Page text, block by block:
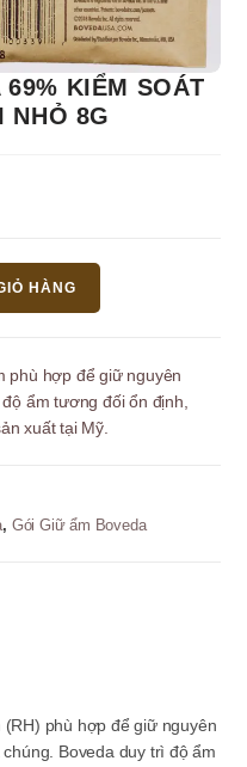
KIỂM SOÁT
NHỎ 8G
HÀNG
phù hợp để giữ nguyên
ẩm tương đối ổn định,
xuất tại Mỹ.
, Gói Giữ ẩm Boveda
phù hợp để giữ nguyên
Boveda duy trì độ ẩm